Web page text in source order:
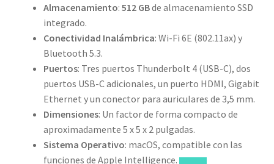
Almacenamiento: 512 GBde almacenamiento SSD
integrado.
Conectividad Inalámbrica: Wi-Fi 6E (802.11ax) y
Bluetooth 5.3.
Puertos: Tres puertos Thunderbolt 4 (USB-C), dos
puertos USB-C adicionales, un puerto HDMI, Gigabit
Ethernet y un conector para auriculares de 3,5 mm.
Dimensiones: Un factor de forma compacto de
aproximadamente 5 x 5 x 2 pulgadas.
Sistema Operativo: macOS, compatible con las
funciones de Apple Intelligence.